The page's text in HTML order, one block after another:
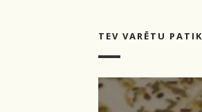
TEV VARĒTU